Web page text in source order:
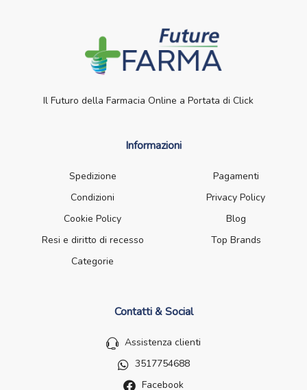
Il Futuro della Farmacia Online a Portata di Click
Informazioni
Spedizione
Pagamenti
Condizioni
Privacy Policy
Cookie Policy
Blog
Resi e diritto di recesso
Top Brands
Categorie
Contatti & Social
Assistenza clienti
3517754688
Facebook